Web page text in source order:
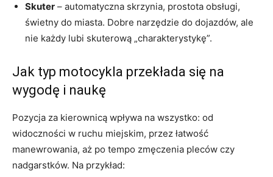
Skuter – automatyczna skrzynia, prostota obsługi,
świetny do miasta. Dobre narzędzie do dojazdów, ale
nie każdy lubi skuterową „charakterystykę”.
Jak typ motocykla przekłada się na
wygodę i naukę
Pozycja za kierownicą wpływa na wszystko: od
widoczności w ruchu miejskim, przez łatwość
manewrowania, aż po tempo zmęczenia pleców czy
nadgarstków. Na przykład: